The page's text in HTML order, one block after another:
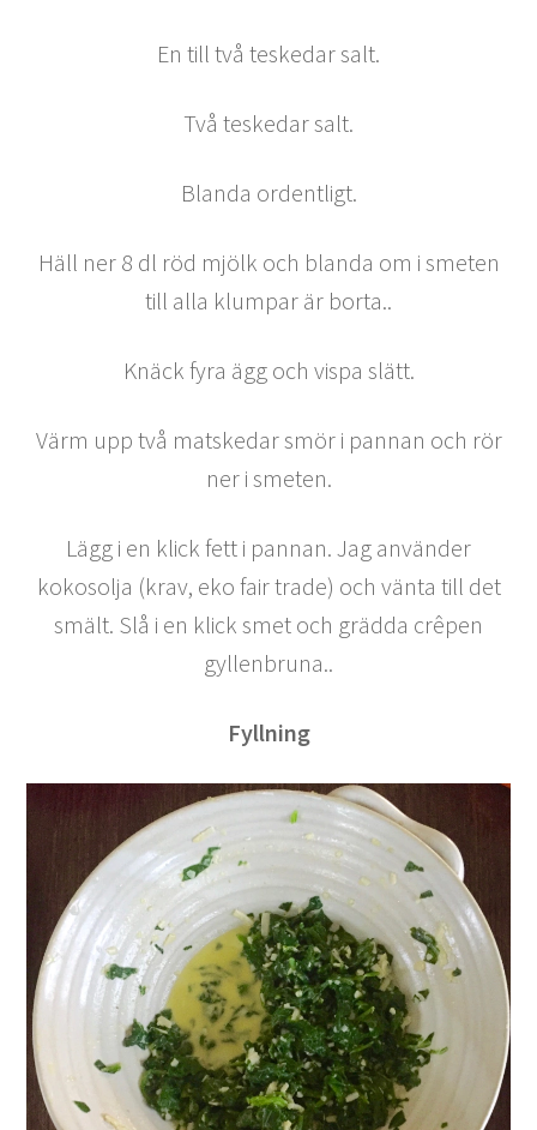
En till två teskedar salt.
Två teskedar salt.
Blanda ordentligt.
Häll ner 8 dl röd mjölk och blanda om i smeten
till alla klumpar är borta..
Knäck fyra ägg och vispa slätt.
Värm upp två matskedar smör i pannan och rör
ner i smeten.
Lägg i en klick fett i pannan. Jag använder
kokosolja (krav, eko fair trade) och vänta till det
smält. Slå i en klick smet och grädda crêpen
gyllenbruna..
Fyllning